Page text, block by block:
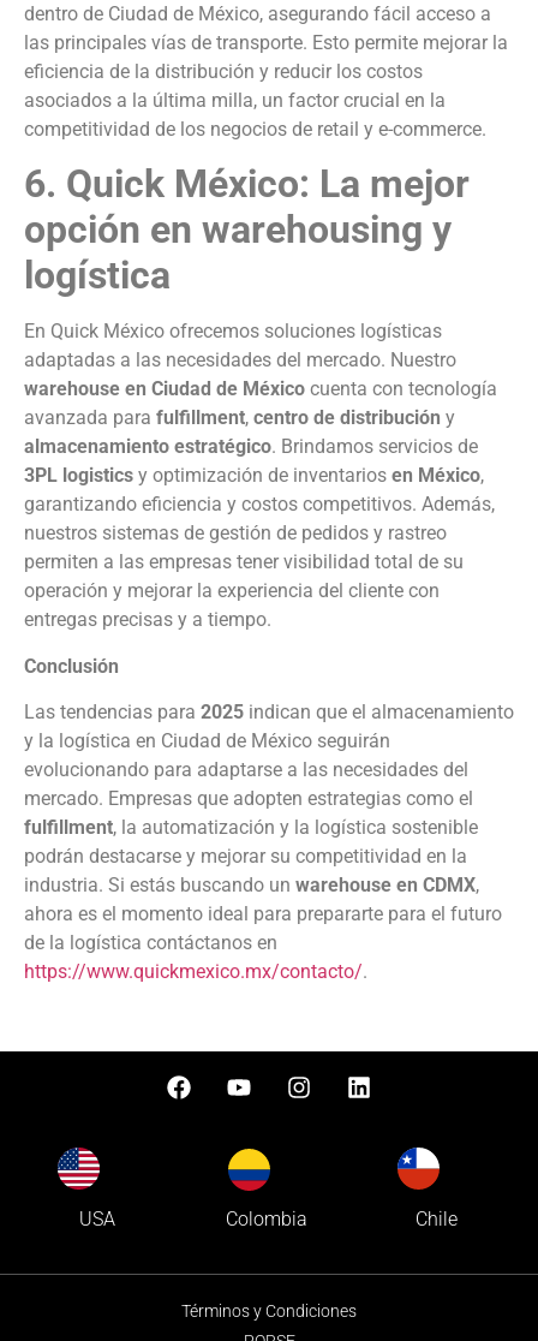
dentro de Ciudad de México, asegurando fácil acceso a
las principales vías de transporte. Esto permite mejorar la
eficiencia de la distribución y reducir los costos
asociados a la última milla, un factor crucial en la
competitividad de los negocios de retail y e-commerce.
6. Quick México: La mejor
opción en warehousing y
logística
En Quick México ofrecemos soluciones logísticas
adaptadas a las necesidades del mercado. Nuestro
warehouse en Ciudad de México cuenta con tecnología
avanzada para fulfillment, centro de distribución y
almacenamiento estratégico. Brindamos servicios de
3PL logistics y optimización de inventarios en México,
garantizando eficiencia y costos competitivos. Además,
nuestros sistemas de gestión de pedidos y rastreo
permiten a las empresas tener visibilidad total de su
operación y mejorar la experiencia del cliente con
entregas precisas y a tiempo.
Conclusión
Las tendencias para 2025 indican que el almacenamiento
y la logística en Ciudad de México seguirán
evolucionando para adaptarse a las necesidades del
mercado. Empresas que adopten estrategias como el
fulfillment, la automatización y la logística sostenible
podrán destacarse y mejorar su competitividad en la
industria. Si estás buscando un warehouse en CDMX,
ahora es el momento ideal para prepararte para el futuro
de la logística contáctanos en
https://www.quickmexico.mx/contacto/.
USA Colombia Chile
Términos y Condiciones